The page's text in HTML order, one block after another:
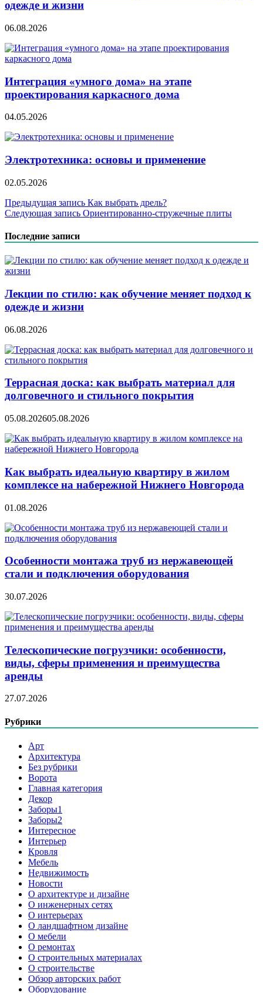
одежде и жизни
06.08.2026
Интеграция «умного дома» на этапе
проектирования каркасного дома
04.05.2026
Электротехника: основы и применение
02.05.2026
Навигация
по
записям
Предыдущая запись Как выбрать дрель?
Следующая запись Ориентированно-стружечные плиты
Последние записи
Лекции по стилю: как обучение меняет подход к
одежде и жизни
06.08.2026
Террасная доска: как выбрать материал для
долговечного и стильного покрытия
05.08.202605.08.2026
Как выбрать идеальную квартиру в жилом
комплексе на набережной Нижнего Новгорода
01.08.2026
Особенности монтажа труб из нержавеющей
стали и подключения оборудования
30.07.2026
Телескопические погрузчики: особенности,
виды, сферы применения и преимущества
аренды
27.07.2026
Рубрики
Арт
Архитектура
Без рубрики
Ворота
Главная категория
Декор
Заборы1
Заборы2
Интересное
Интерьер
Кровля
Мебель
Недвижимость
Новости
О архитектуре и дизайне
О инженерных сетях
О интерьерах
О ландшафтном дизайне
О мебели
О ремонтах
О строительных материалах
О строительстве
Обзор авторских работ
Оборудование